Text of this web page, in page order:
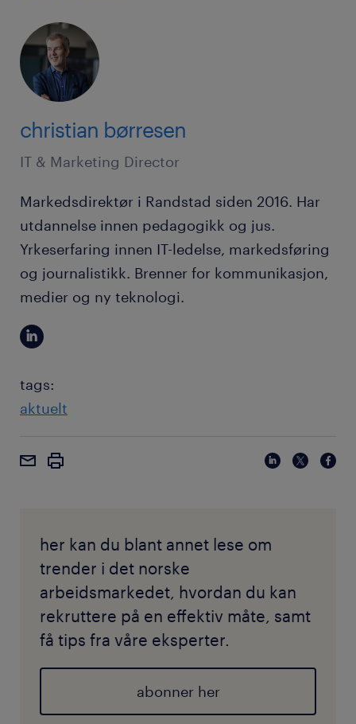
christian børresen
IT & Marketing Director
Markedsdirektør i Randstad siden 2016. Har
utdannelse innen pedagogikk og jus.
Yrkeserfaring innen IT-ledelse, markedsføring
og journalistikk. Brenner for kommunikasjon,
medier og ny teknologi.
tags:
aktuelt
her kan du blant annet lese om
trender i det norske
arbeidsmarkedet, hvordan du kan
rekruttere på en effektiv måte, samt
få tips fra våre eksperter.
abonner her